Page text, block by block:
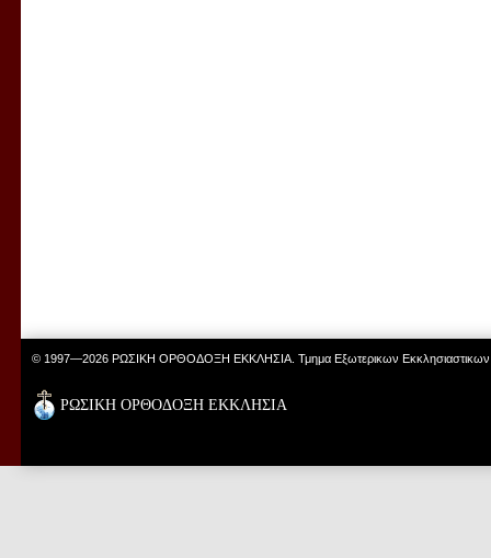
© 1997—2026 ΡΩΣΙΚΗ ΟΡΘΟΔΟΞΗ ΕΚΚΛΗΣΙΑ. Τμημα Εξωτερικων
ΡΩΣΙΚΗ ΟΡΘΟΔΟΞΗ ΕΚΚΛΗΣΙΑ